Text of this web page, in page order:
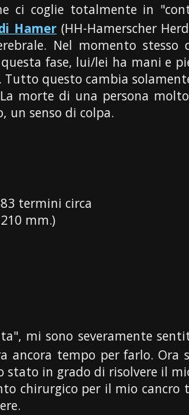
ci coglie totalmente in
Hamer(HH-Hamerscher
Nel momento
fase, lui/lei ha mani e
questo cambia
morte di una persona
un senso di colpa.
termini circa
mm.)
mi sono severamente
ancora tempo per farlo.
stato in grado di risolvere il
chirurgico per il mio cancro